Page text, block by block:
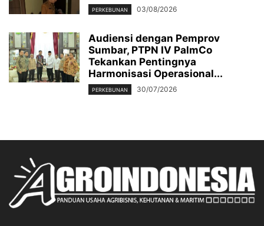
PERKEBUNAN 03/08/2026
Audiensi dengan Pemprov
Sumbar, PTPN IV PalmCo
Tekankan Pentingnya
Harmonisasi Operasional...
PERKEBUNAN 30/07/2026